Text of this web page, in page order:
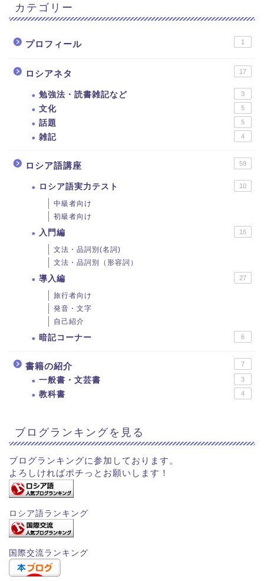
カテゴリー
プロフィール 1
ロシアネタ 17
勉強法・読書雑記など 3
文化 5
話題 5
雑記 4
ロシア語講座 59
ロシア語実力テスト 10
中級者向け
初級者向け
入門編 16
文法・品詞別(名詞)
文法・品詞別（形容詞）
導入編 27
旅行者向け
発音・文字
自己紹介
暗記コーナー 6
書籍の紹介 7
一般書・文芸書 3
教科書 4
ブログランキングを見る
ブログランキングに参加しております。
よろしければポチっとお願いします！
ロシア語ランキング
国際交流ランキング